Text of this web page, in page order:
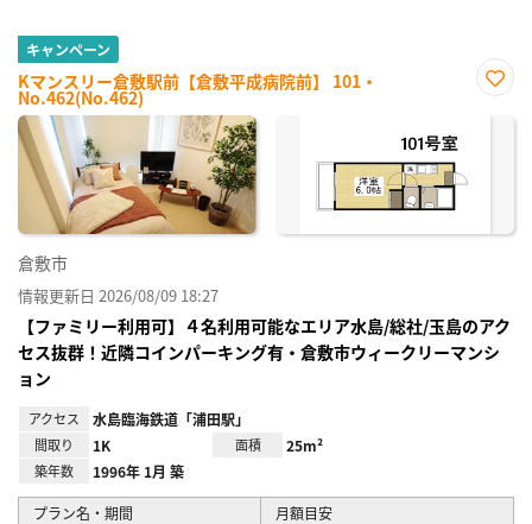
キャンペーン
Kマンスリー倉敷駅前【倉敷平成病院前】 101・
No.462(No.462)
に入
倉敷市
情報更新日 2026/08/09 18:27
【ファミリー利用可】４名利用可能なエリア水島/総社/玉島のアク
セス抜群！近隣コインパーキング有・倉敷市ウィークリーマンシ
ョン
アクセス 水島臨海鉄道「浦田駅」
間取り 1K 面積 25m²
築年数 1996年 1月 築
プラン名・期間 月額目安